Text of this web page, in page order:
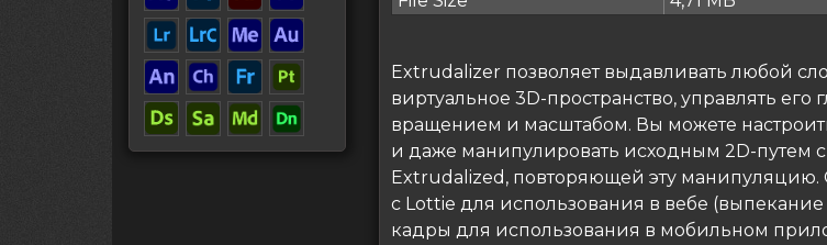
Extrudalizer позволяет выдавливать любой
виртуальное 3D-пространство, управлять
вращением и масштабом. Вы можете
и даже манипулировать исходным 2D-
Extrudalized, повторяющей эту манипуляцию.
с Lottie для использования в вебе
кадры для использования в мобильном